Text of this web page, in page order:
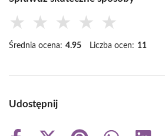
★ ★ ★ ★ ★
Średnia ocena: 4.95 Liczba ocen: 11
Udostępnij